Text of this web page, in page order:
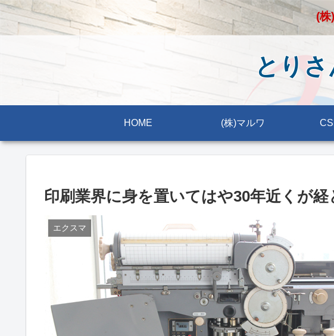
(株
とり
HOME (株)マルワ
印刷業界に身を置いてはや30年近くが
エクスマ